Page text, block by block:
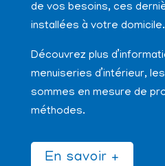
de vos besoins, ces
installées à votre domicile.
Découvrez plus
menuiseries d’intérieur,
sommes en mesure de
méthodes.
En savoir +